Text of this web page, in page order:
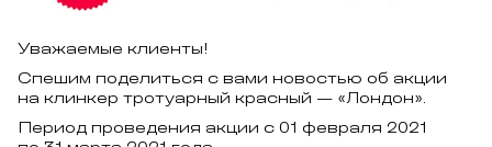
Уважаемые клиенты!
Спешим поделиться с вами новостью об акции
на клинкер тротуарный красный — «Лондон».
Период проведения акции с 01 февраля 2021